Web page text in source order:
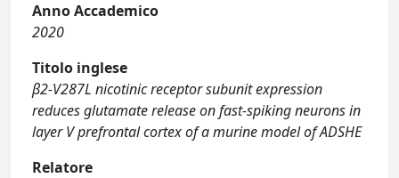
Anno Accademico
2020
Titolo inglese
β2-V287L nicotinic receptor subunit expression
reduces glutamate release on fast-spiking neurons in
layer V prefrontal cortex of a murine model of ADSHE
Relatore